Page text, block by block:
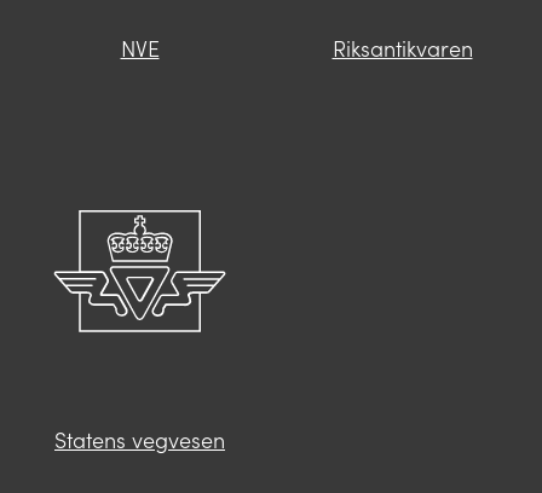
NVE Riksantikvaren
Statens vegvesen